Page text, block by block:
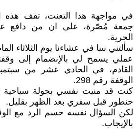
في مواجهة هذا التعنت، تقف هذه
جمعة مُصّرة، على ان من دافع
الحرية.
سألتني نينا في عشاءنا يوم الثلاثاء
عملي يسمح لي بالإنضمام إلى
القادم، في الحادي عشر من
الوقفة رقم 298.
كنت قد منيت نفسي بجولة سياحية
حنطور قبل سفري بعد الظهر بقليل.
لكن السؤال نفسه حسم الرد مع
بالإيجاب.